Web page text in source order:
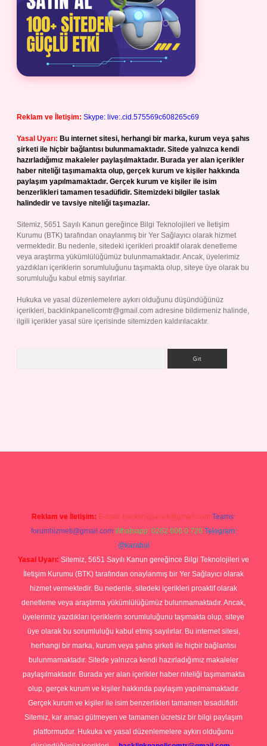
Reklam ve İletişim: Skype: live:.cid.575569c608265c69
Yasal Uyarı: Bu internet sitesi, herhangi bir marka, kurum veya şahıs
şirketi ile hiçbir bağlantısı bulunmamaktadır. Sitede yalnızca kendi
hazırladığımız makaleler paylaşılmaktadır. Burada yer alan içerikler
haber niteliği taşımamakta olup, gerçek kurum ve kişiler hakkında
paylaşım yapılmamaktadır. Gerçek kurum ve kişiler ile isim
benzerlikleri tamamen tesadüfidir. Sitemizdeki bilgiler taslak
halindedir ve tavsiye niteliği taşımazlar.
Sitemiz, 5651 Sayılı Kanun gereğince Bilgi Teknolojileri ve İletişim
Kurumu (BTK) tarafından onaylanmış bir Yer Sağlayıcı olarak hizmet
vermektedir. Bu nedenle, sitedeki içerikleri proaktif olarak denetleme
veya araştırma yükümlülüğümüz bulunmamaktadır. Ancak, üyelerimiz
yazdıkları içeriklerin sorumluluğunu taşımakta olup, siteye üye olarak bu
sorumluluğu kabul etmiş sayılırlar.
Hukuka ve yasal düzenlemelere aykırı olduğunu düşündüğünüz
içerikleri, backlinkpanelicomtr@gmail.com adresine bildirmeniz halinde,
ilgili içerikler yasal süre içerisinde sitemizden kaldırılacaktır.
Reklam ve İletişim: E-mail: backlinkpaneli@gmail.com Teams:
forumhizmeti@gmail.com Whatsapp: 0262 606 0 726 Telegram:
@karabul
Yasal Uyarı: Sitemiz, 5651 Sayılı Kanun gereğince Bilgi Teknolojileri ve
İletişim Kurumu (BTK) tarafından onaylanmış bir Yer Sağlayıcı olarak
hizmet vermektedir. Bu nedenle, sitedeki içerikleri proaktif olarak
denetleme veya araştırma yükümlülüğümüz bulunmamaktadır. Ancak,
üyelerimiz yazdıkları içeriklerin sorumluluğunu taşımakta olup, siteye
üye olarak bu sorumluluğu kabul etmiş sayılırlar. Bu internet sitesi,
herhangi bir marka, kurum veya şahıs şirketi ile hiçbir bağlantısı
bulunmamaktadır. Sitede yalnızca kendi hazırladığımız makaleler
paylaşılmaktadır. Burada yer alan içerikler haber niteliği taşımamakta
olup, gerçek kurum ve kişiler hakkında paylaşım yapılmamaktadır.
Gerçek kurum ve kişiler ile isim benzerlikleri tamamen tesadüfidir.
Sitemiz, kar amacı gütmeyen ve tamamen ücretsiz bir bilgi paylaşım
platformudur. Hukuka ve yasal düzenlemelere aykırı olduğunu